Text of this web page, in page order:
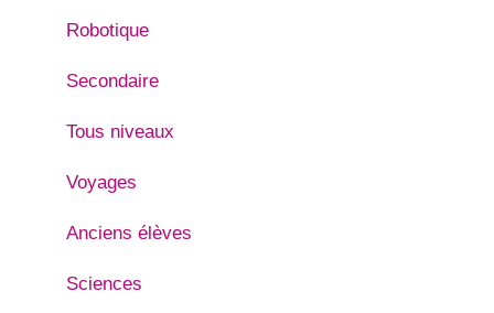
Robotique
Secondaire
Tous niveaux
Voyages
Anciens élèves
Sciences